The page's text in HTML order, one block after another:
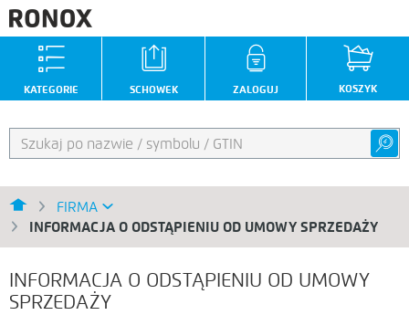
ZALOGUJ KOSZYK
SCHOWEK
KATEGORIE
FIRMA
INFORMACJA O ODSTĄPIENIU OD UMOWY SPRZEDAŻY
INFORMACJA O ODSTĄPIENIU OD UMOWY
SPRZEDAŻY